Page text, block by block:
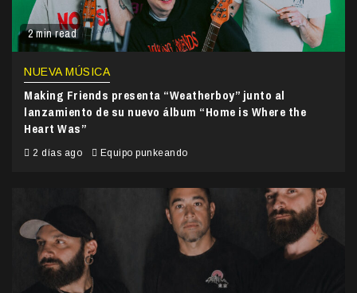
2 min read
NUEVA MÚSICA
Making Friends presenta “Weatherboy” junto al
lanzamiento de su nuevo álbum “Home is Where the
Heart Was”
2 días ago Equipo punkeando